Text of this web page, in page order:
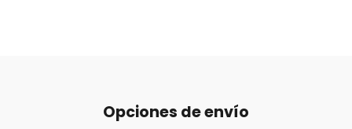
Opciones de envío